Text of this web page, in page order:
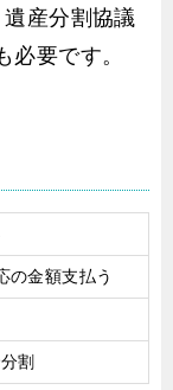
産分割協議
要です。
の金額支払う
割